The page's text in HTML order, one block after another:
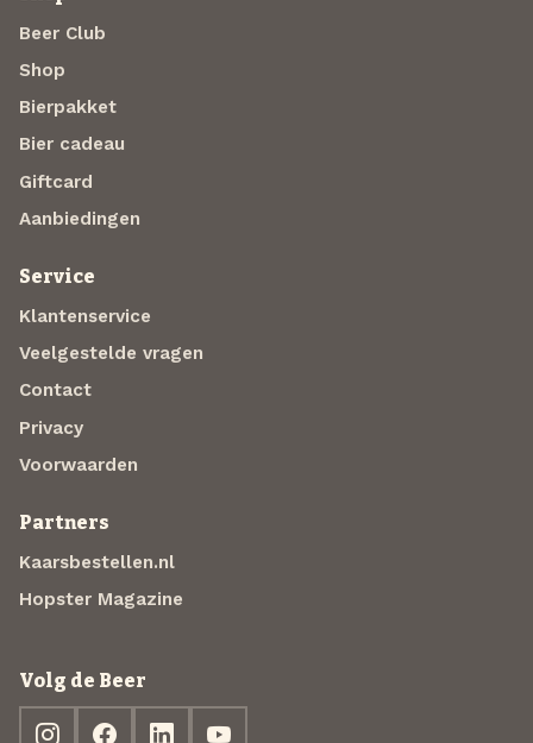
Beer Club
Shop
Bierpakket
Bier cadeau
Giftcard
Aanbiedingen
Service
Klantenservice
Veelgestelde vragen
Contact
Privacy
Voorwaarden
Partners
Kaarsbestellen.nl
Hopster Magazine
Volg de Beer